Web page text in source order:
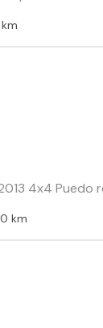
4x4 Puedo
km